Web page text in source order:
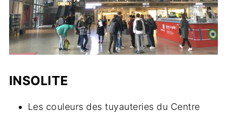
INSOLITE
Les couleurs des tuyauteries du Centre